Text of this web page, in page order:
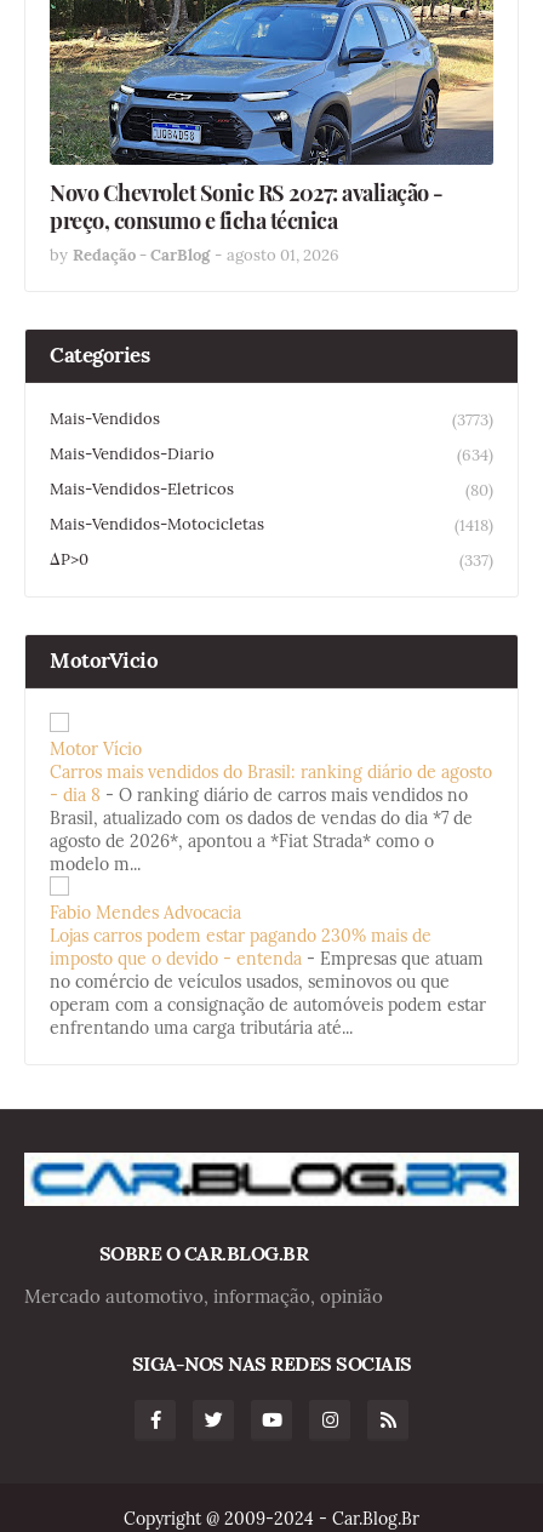
Novo Chevrolet Sonic RS 2027: avaliação -
preço, consumo e ficha técnica
by Redação - CarBlog - agosto 01, 2026
Categories
Mais-Vendidos
(3773)
Mais-Vendidos-Diario
(634)
Mais-Vendidos-Eletricos
(80)
Mais-Vendidos-Motocicletas
(1418)
ΔP>0
(337)
MotorVicio
Motor Vício
Carros mais vendidos do Brasil: ranking diário de agosto
- dia 8 - O ranking diário de carros mais vendidos no
Brasil, atualizado com os dados de vendas do dia *7 de
agosto de 2026*, apontou a *Fiat Strada* como o
modelo m...
Fabio Mendes Advocacia
Lojas carros podem estar pagando 230% mais de
imposto que o devido - entenda - Empresas que atuam
no comércio de veículos usados, seminovos ou que
operam com a consignação de automóveis podem estar
enfrentando uma carga tributária até...
SOBRE O CAR.BLOG.BR
Mercado automotivo, informação, opinião
SIGA-NOS NAS REDES SOCIAIS
Copyright @ 2009-2024 - Car.Blog.Br